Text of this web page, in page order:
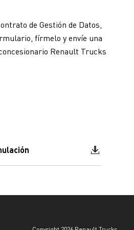
de Gestión de Datos,
fírmelo y envíe una
Renault Trucks
Document